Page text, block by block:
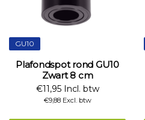
GU10
Plafondspot rond GU10
Zwart 8 cm
€11,95 Incl. btw
€9,88 Excl. btw